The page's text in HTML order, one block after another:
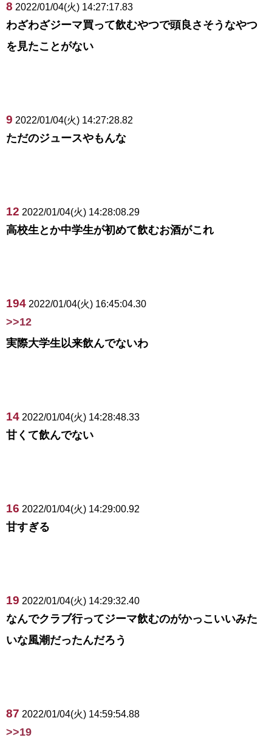
8 2022/01/04(火) 14:27:17.83
わざわざジーマ買って飲むやつで頭良さそうなやつ
を見たことがない
9 2022/01/04(火) 14:27:28.82
ただのジュースやもんな
12 2022/01/04(火) 14:28:08.29
高校生とか中学生が初めて飲むお酒がこれ
194 2022/01/04(火) 16:45:04.30
>>12
実際大学生以来飲んでないわ
14 2022/01/04(火) 14:28:48.33
甘くて飲んでない
16 2022/01/04(火) 14:29:00.92
甘すぎる
19 2022/01/04(火) 14:29:32.40
なんでクラブ行ってジーマ飲むのがかっこいいみた
いな風潮だったんだろう
87 2022/01/04(火) 14:59:54.88
>>19